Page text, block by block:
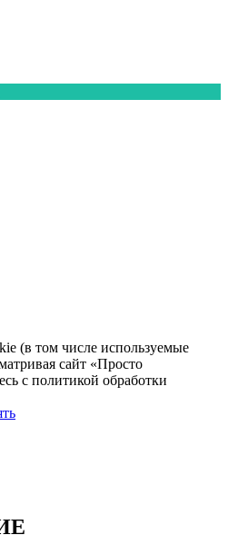
(в том числе используемые
сайт «Просто
с политикой обработки